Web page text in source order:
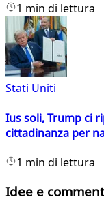
1 min di lettura
Stati Uniti
Ius soli, Trump ci
cittadinanza per
1 min di lettura
Idee e